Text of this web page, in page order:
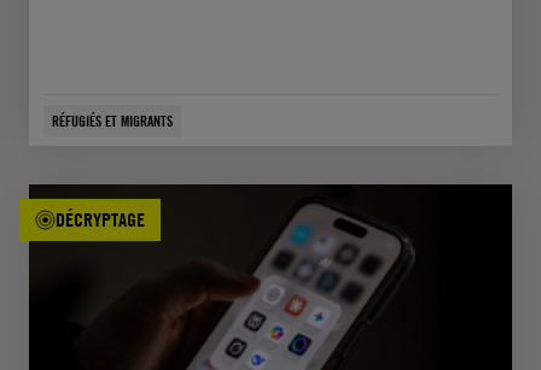
RÉFUGIÉS ET MIGRANTS
DÉCRYPTAGE